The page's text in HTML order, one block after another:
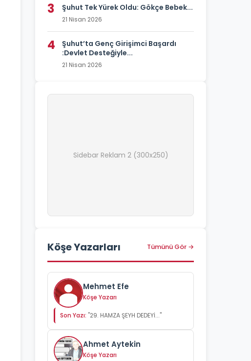
3 Şuhut Tek Yürek Oldu: Gökçe Bebek...
21 Nisan 2026
4
Şuhut’ta Genç Girişimci Başardı
:Devlet Desteğiyle...
21 Nisan 2026
Sidebar Reklam 2 (300x250)
Köşe Yazarları Tümünü Gör →
Mehmet Efe
Köşe Yazarı
Son Yazı: "29. HAMZA ŞEYH DEDEYİ..."
Ahmet Aytekin
Köşe Yazarı